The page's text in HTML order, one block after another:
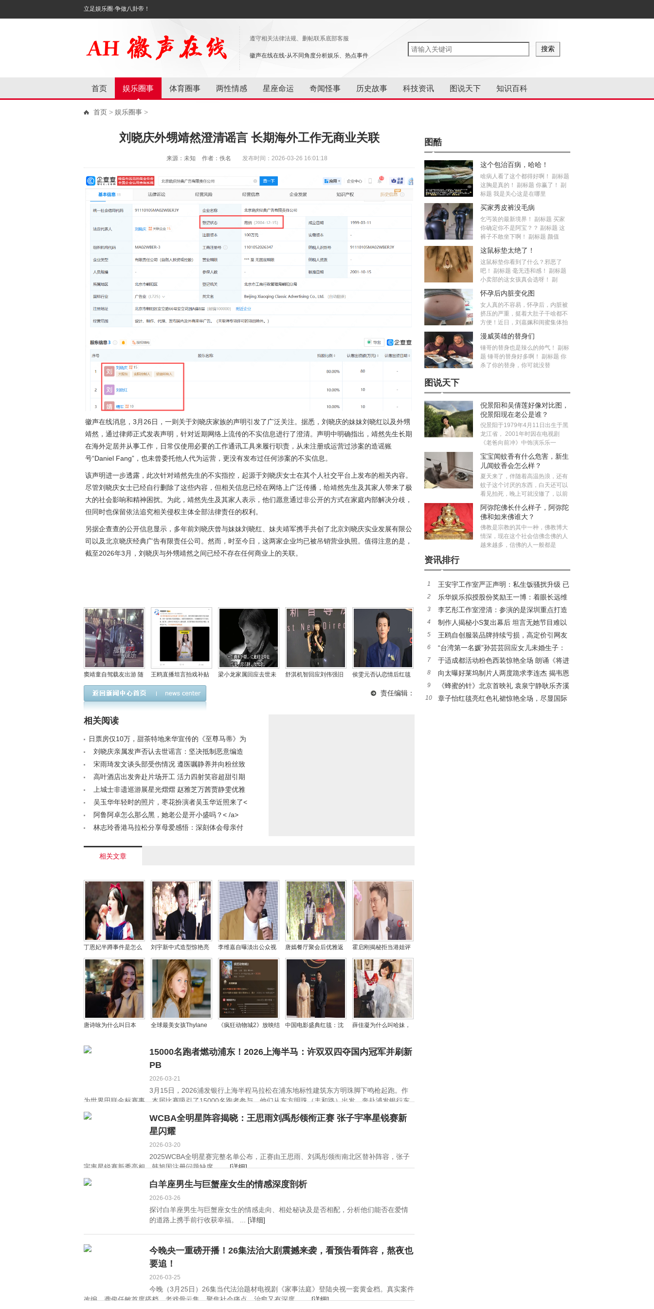
立足娱乐圈·争做八卦帝！
遵守相关法律法规、删帖联系底部客服
徽声在线在线-从不同角度分析娱乐、热点事件
首页 娱乐圈事 体育圈事 两性情感 星座命运 奇闻怪事 历史故事 科技资讯 图说天下 知识百科
首页 > 娱乐圈事 >
刘晓庆外甥靖然澄清谣言 长期海外工作无商业关联
来源：未知 作者：佚名 发布时间：2026-03-26 16:01:18
徽声在线消息，3月26日，一则关于刘晓庆家族的声明引发了广泛关注。据悉，刘晓庆的妹妹刘晓红以及外甥
靖然，通过律师正式发表声明，针对近期网络上流传的不实信息进行了澄清。声明中明确指出，靖然先生长期
在海外定居并从事工作，日常仅使用必要的工作通讯工具来履行职责，从未注册或运营过涉案的造谣账
号“Daniel Fang”，也未曾委托他人代为运营，更没有发布过任何涉案的不实信息。
该声明进一步透露，此次针对靖然先生的不实指控，起源于刘晓庆女士在其个人社交平台上发布的相关内容。
尽管刘晓庆女士已经自行删除了这些内容，但相关信息已经在网络上广泛传播，给靖然先生及其家人带来了极
大的社会影响和精神困扰。为此，靖然先生及其家人表示，他们愿意通过非公开的方式在家庭内部解决分歧，
但同时也保留依法追究相关侵权主体全部法律责任的权利。
另据企查查的公开信息显示，多年前刘晓庆曾与妹妹刘晓红、妹夫靖军携手共创了北京刘晓庆实业发展有限公
司以及北京晓庆经典广告有限责任公司。然而，时至今日，这两家企业均已被吊销营业执照。值得注意的是，
截至2026年3月，刘晓庆与外甥靖然之间已经不存在任何商业上的关联。
窦靖童自驾载友出游 随
性穿搭尽显星二代独特
魅力
王鸥直播坦言拍戏补贴
女装品牌仍亏损 自嘲不
梁小龙家属回应去世未
舒淇机智回应刘伟强旧
侯雯元否认恋情后红毯
责任编辑：
相关阅读
日票房仅10万，甜茶特地来华宣传的《至尊马蒂》为
何如此惨淡？< /a>
刘晓庆亲属发声否认去世谣言：坚决抵制恶意编造
与传播不实信息< /a>
宋雨琦发文谈头部受伤情况 遵医嘱静养并向粉丝致
歉< /a>
高叶酒店出发奔赴片场开工 活力四射笑容超甜引期
待< /a>上城士非遗巡游展星光熠熠 赵雅芝万茜贾静雯优雅
动人 胡先煦张峻豪时尚帅气< /a>
吴玉华年轻时的照片，枣花扮演者吴玉华近照来了<
/a>
阿鲁阿卓怎么那么黑，她老公是开小盛吗？< /a>
林志玲香港马拉松分享母爱感悟：深刻体会母亲付
相关文章
丁恩妃半蹲事件是怎么
回事，她为什么一直不
红？
刘宇新中式造型惊艳亮
相 分享音乐领域后续规
李维嘉自曝淡出公众视
野！坦言如今外出跑步
难再被认出
唐嫣餐厅聚会后优雅返
酒店，低调装扮难掩灵
动魅力
霍启刚揭秘拒当港姐评
委内幕：母亲朱玲玲怕
被比较颜值
唐诗咏为什么叫日本
怎么回事？
全球最美女孩Thylane
时代照片风靡全球
《疯狂动物城2》放映结
亿创佳绩
中国电影盛典红毯：沈
子怡辛芷蕾周冬雨尽显
薛佳凝为什么叫哈妹，
15000名跑者燃动浦东！2026上海半马：许双双四夺国内冠军并刷新
PB
2026-03-21
3月15日，2026浦发银行上海半程马拉松在浦东地标性建筑东方明珠脚下鸣枪起跑。作
为世界田联金标赛事，本届比赛吸引了15000名跑者参与。他们从东方明珠（丰和路）出发，奔赴浦发银行东
...
WCBA全明星阵容揭晓：王思雨刘禹彤领衔正赛 张子宇率星锐赛新
星闪耀
2026-03-20
2025WCBA全明星赛完整名单公布，正赛由王思雨、刘禹彤领衔南北区替补阵容，张子
宇率星锐赛新秀亮相，韩旭因注册问题缺席。 ...[详细]
白羊座男生与巨蟹座女生的情感深度剖析
2026-03-26
探讨白羊座男生与巨蟹座女生的情感走向、相处秘诀及是否相配，分析他们能否在爱情
的道路上携手前行收获幸福。 ... [详细]
今晚央一重磅开播！26集法治大剧震撼来袭，看预告看阵容，熬夜也
要追！
2026-03-25
今晚（3月25日）26集当代法治题材电视剧《家事法庭》登陆央视一套黄金档。真实案件
改编，龚俊任敏首度搭档，老戏骨云集，聚焦社会痛点，治愈又有深度。 ...[详细]
图酷
这个包治百病，哈哈！
啥病人看了这个都得好啊！ 副标题
这胸是真的！ 副标题 你赢了！ 副
标题 我是关心这是在哪里
买家秀皮裤没毛病
乞丐装的最新境界！ 副标题 买家
你确定你不是阿宝？？ 副标题 这
裤子不敢坐下啊！ 副标题 颜值
这鼠标垫太绝了！
这鼠标垫你看到了什么？邪恶了
吧！ 副标题 毫无违和感！ 副标题
小卖部的这女孩真会选呀！ 副
怀孕后内脏变化图
女人真的不容易，怀孕后，内脏被
挤压的严重，挺着大肚子干啥都不
方便！近日，刘嘉姵和闺蜜集体拍
漫威英雄的替身们
锤哥的替身也是辣么的帅气！ 副标
题 锤哥的替身好多啊！ 副标题 你
杀了你的替身，你可就没替
图说天下
倪景阳和吴倩莲好像对比图，
倪景阳现在老公是谁？
倪景阳于1979年4月11日出生于黑
龙江省， 2001年时因在电视剧
《老爸向前冲》中饰演乐乐一
宝宝闻蚊香有什么危害，新生
儿闻蚊香会怎么样？
夏天来了，伴随着高温热浪，还有
蚊子这个讨厌的东西，白天还可以
看见拍死，晚上可就没辙了，以前
阿弥陀佛长什么样子，阿弥陀
佛和如来佛谁大？
佛教是宗教的其中一种，佛教博大
情深，现在这个社会信佛念佛的人
越来越多，信佛的人一般都是
资讯排行
1
王安宇工作室严正声明：私生饭骚扰升级 已
启动法律程序
2
乐华娱乐拟授股份奖励王一博：着眼长远维
护股东利益
3
李艺彤工作室澄清：参演的是深圳重点打造
的精品中剧
4
制作人揭秘小S复出幕后 坦言无她节目难以
为继
5
王鸥自创服装品牌持续亏损，高定价引网友
热议：不如回归演艺圈
6
“台湾第一名媛”孙芸芸回应女儿未婚生子：
始终给予坚定支持
7
于适成都活动粉色西装惊艳全场 朗诵《将进
酒》展现文人风采
8
向太曝好莱坞制片人两度跪求李连杰 揭韦恩
斯坦性侵案司法进展
9
《蜂蜜的针》北京首映礼 袁泉宁静耿乐齐溪
深度解读角色内核
10
章子怡红毯亮红色礼裙惊艳全场，尽显国际